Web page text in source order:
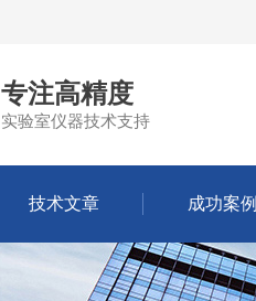
专注高精度
实验室仪器技术支持
技术文章 成功案例